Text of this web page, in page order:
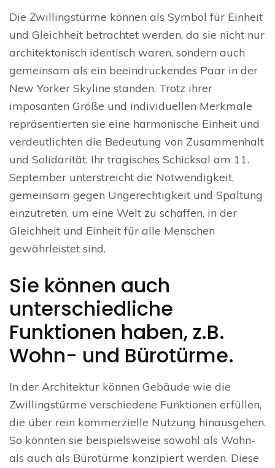
Die Zwillingstürme können als Symbol für Einheit
und Gleichheit betrachtet werden, da sie nicht nur
architektonisch identisch waren, sondern auch
gemeinsam als ein beeindruckendes Paar in der
New Yorker Skyline standen. Trotz ihrer
imposanten Größe und individuellen Merkmale
repräsentierten sie eine harmonische Einheit und
verdeutlichten die Bedeutung von Zusammenhalt
und Solidarität. Ihr tragisches Schicksal am 11.
September unterstreicht die Notwendigkeit,
gemeinsam gegen Ungerechtigkeit und Spaltung
einzutreten, um eine Welt zu schaffen, in der
Gleichheit und Einheit für alle Menschen
gewährleistet sind.
Sie können auch
unterschiedliche
Funktionen haben, z.B.
Wohn- und Bürotürme.
In der Architektur können Gebäude wie die
Zwillingstürme verschiedene Funktionen erfüllen,
die über rein kommerzielle Nutzung hinausgehen.
So könnten sie beispielsweise sowohl als Wohn-
als auch als Bürotürme konzipiert werden. Diese